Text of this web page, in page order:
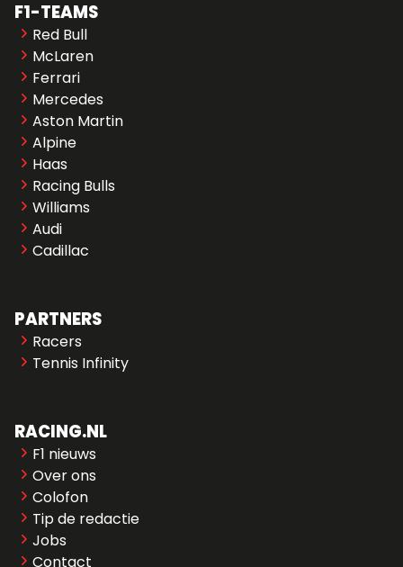
F1-TEAMS
Red Bull
McLaren
Ferrari
Mercedes
Aston Martin
Alpine
Haas
Racing Bulls
Williams
Audi
Cadillac
PARTNERS
Racers
Tennis Infinity
RACING.NL
F1 nieuws
Over ons
Colofon
Tip de redactie
Jobs
Contact